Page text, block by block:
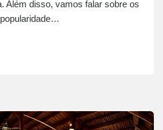
Além disso, vamos falar sobre os